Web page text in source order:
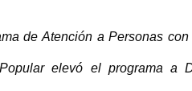
de Atención a Personas
elevó el programa a